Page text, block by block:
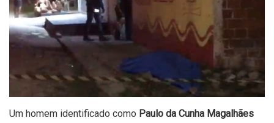
Um homem identificado como Paulo da Cunha Magalhães